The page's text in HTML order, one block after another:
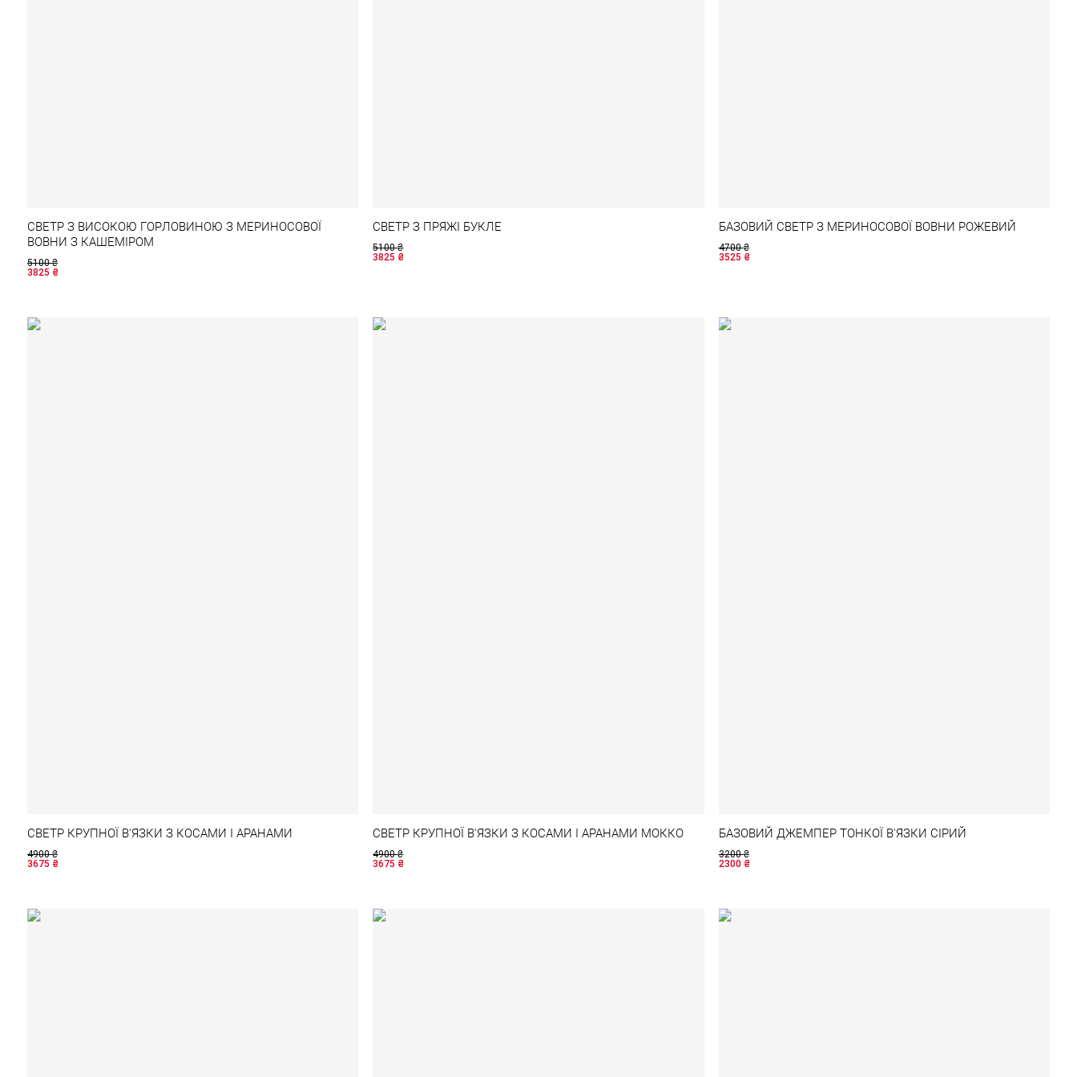
СВЕТР З ВИСОКОЮ ГОРЛОВИНОЮ З МЕРИНОСОВОЇ
ВОВНИ З КАШЕМІРОМ
5100₴
3825 ₴
СВЕТР З ПРЯЖІ БУКЛЕ
5100₴
3825 ₴
БАЗОВИЙ СВЕТР З МЕРИНОСОВОЇ ВОВНИ РОЖЕВИЙ
4700₴
3525 ₴
СВЕТР КРУПНОЇ В'ЯЗКИ З КОСАМИ І АРАНАМИ
4900₴
3675 ₴
СВЕТР КРУПНОЇ В'ЯЗКИ З КОСАМИ І АРАНАМИ МОККО
4900₴
3675 ₴
БАЗОВИЙ ДЖЕМПЕР ТОНКОЇ В'ЯЗКИ СІРИЙ
3200₴
2300 ₴